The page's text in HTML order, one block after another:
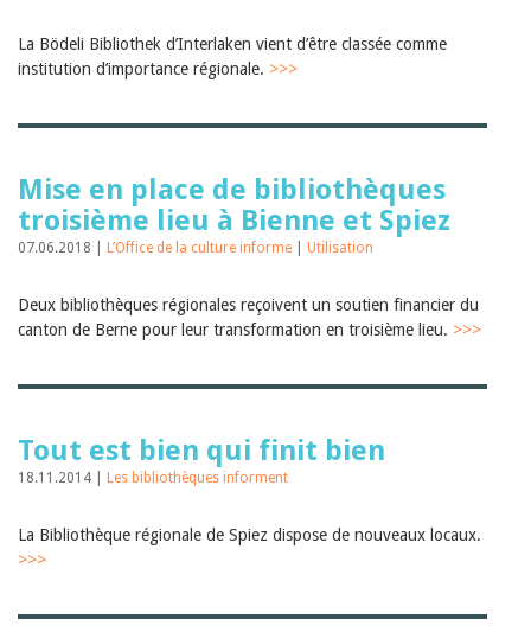
Sibylle Birrer
Javier Lopez
Andrea Grichting
Aline Yeretzian
Blaise Humbert-Droz
Sarah Jenni
Gabriela Hammel
Archives
Novembre 2025
Septembre 2025
Juillet 2025
Mars 2025
Février 2025
2023
La Bödeli Bibliothek d’Interlaken vient d’être classée comme
institution d’importance régionale. >>>
Mise en place de bibliothèques
troisième lieu à Bienne et Spiez
07.06.2018 | L’Office de la culture informe Utilisation
Deux bibliothèques régionales reçoivent un soutien financier du
canton de Berne pour leur transformation en troisième lieu. >>>
Tout est bien qui finit bien
18.11.2014 | Les bibliothèques informent
La Bibliothèque régionale de Spiez dispose de nouveaux locaux.
>>>